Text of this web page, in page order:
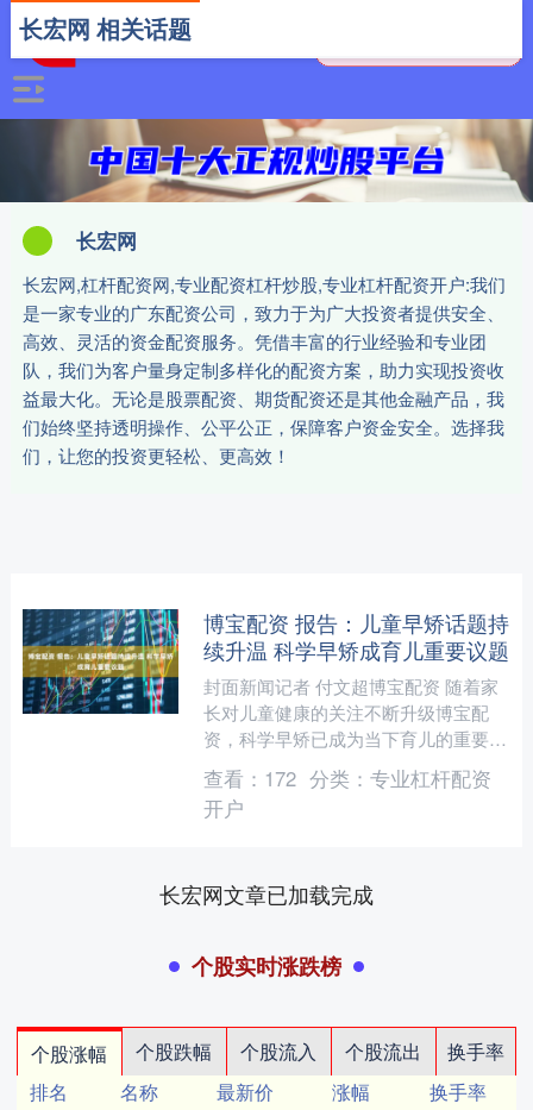
长宏网
长宏网,杠杆配资网,专业配资杠杆炒股,专业杠杆配资开户:我们
是一家专业的广东配资公司，致力于为广大投资者提供安全、
高效、灵活的资金配资服务。凭借丰富的行业经验和专业团
队，我们为客户量身定制多样化的配资方案，助力实现投资收
益最大化。无论是股票配资、期货配资还是其他金融产品，我
们始终坚持透明操作、公平公正，保障客户资金安全。选择我
们，让您的投资更轻松、更高效！
长宏网 相关话题
博宝配资 报告：儿童早矫话题持
续升温 科学早矫成育儿重要议题
封面新闻记者 付文超博宝配资 随着家
长对儿童健康的关注不断升级博宝配
资，科学早矫已成为当下育儿的重要议
题。12月12日，记者获悉，时代天使联
合平台方发布的《20....
查看： 172 分类： 专业杠杆配资
开户
长宏网文章已加载完成
个股实时涨跌榜
个股涨幅 个股跌幅 个股流入 个股流出
换手率
排名
名称 最新价 涨幅
换手率